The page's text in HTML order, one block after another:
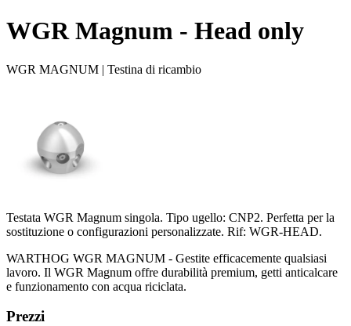
WGR Magnum - Head only
WGR MAGNUM | Testina di ricambio
Testata WGR Magnum singola. Tipo ugello: CNP2. Perfetta per la
sostituzione o configurazioni personalizzate. Rif: WGR-HEAD.
WARTHOG WGR MAGNUM - Gestite efficacemente qualsiasi
lavoro. Il WGR Magnum offre durabilità premium, getti anticalcare
e funzionamento con acqua riciclata.
Prezzi